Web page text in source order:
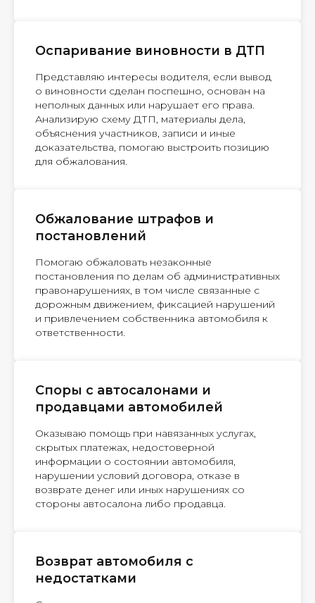
Оспаривание виновности в ДТП
Представляю интересы водителя, если вывод
о виновности сделан поспешно, основан на
неполных данных или нарушает его права.
Анализирую схему ДТП, материалы дела,
объяснения участников, записи и иные
доказательства, помогаю выстроить позицию
для обжалования.
Обжалование штрафов и
постановлений
Помогаю обжаловать незаконные
постановления по делам об административных
правонарушениях, в том числе связанные с
дорожным движением, фиксацией нарушений
и привлечением собственника автомобиля к
ответственности.
Споры с автосалонами и
продавцами автомобилей
Оказываю помощь при навязанных услугах,
скрытых платежах, недостоверной
информации о состоянии автомобиля,
нарушении условий договора, отказе в
возврате денег или иных нарушениях со
стороны автосалона либо продавца.
Возврат автомобиля с
недостатками